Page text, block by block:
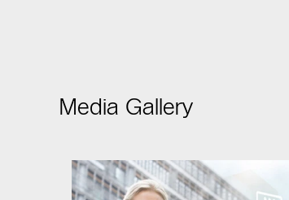
Media Gallery